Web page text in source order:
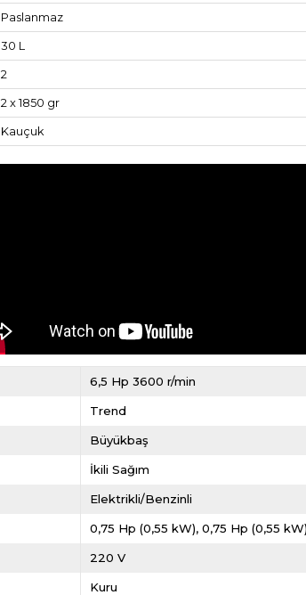
Paslanmaz
30 L
2
2 x 1850 gr
Kauçuk
6,5 Hp 3600 r/min
Trend
Büyükbaş
İkili Sağım
Elektrikli/Benzinli
0,75 Hp (0,55 kW) 0,75 Hp (0,55 kW)
220 V
Kuru